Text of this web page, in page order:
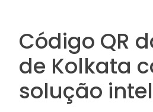
Código QR
de Kolkata
solução